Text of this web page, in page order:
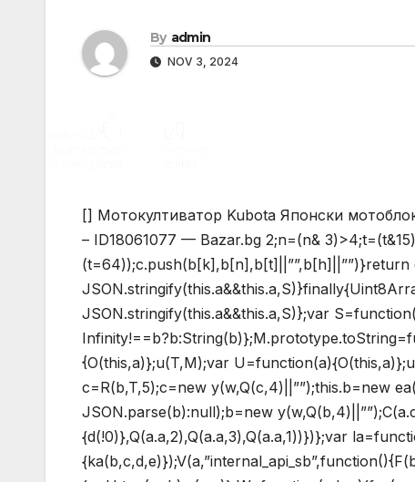
By admin
NOV 3, 2024
[] Мотокултиватор Kubota Японски
– ID18061077 — Bazar.bg 2;n=(n&
(t=64));c.push(b[k],b[n],b[t]||””,b[h]||””)}return
JSON.stringify(this.a&&this.a,S)};var
{O(this,a)};u(T,M);var
c=R(b,T,5);c=new y(w,Q(c,4)||””);this.b=new
JSON.parse(b):null);b=new
{d(!0)},Q(a.a,2),Q(a.a,3),Q(a.a,1))})};var